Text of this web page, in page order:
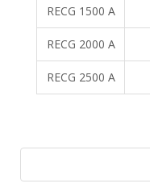
RECG 1500 A
RECG 2000 A
RECG 2500 A